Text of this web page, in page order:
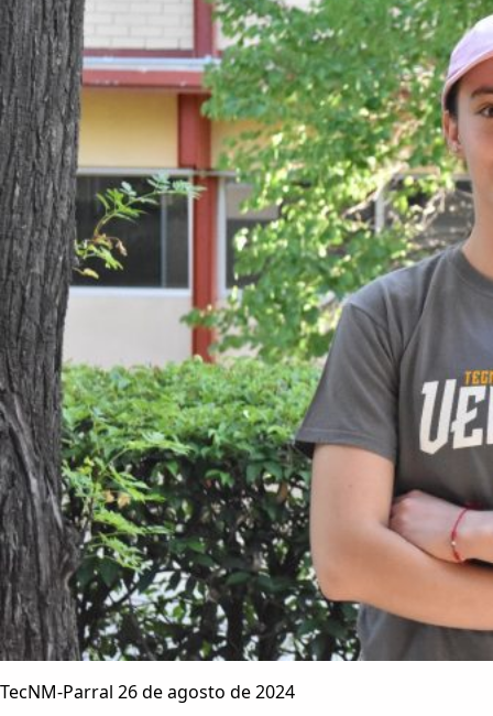
TecNM-Parral 26 de agosto de 2024